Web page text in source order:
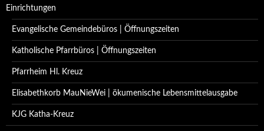
Einrichtungen
Evangelische Gemeindebüros | Öffnungszeiten
Katholische Pfarrbüros | Öffnungszeiten
Pfarrheim Hl. Kreuz
Elisabethkorb MauNieWei | ökumenische Lebensmittelausgabe
KJG Katha-Kreuz